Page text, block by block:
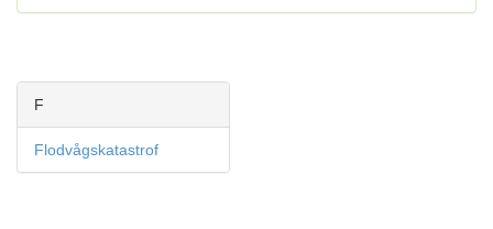
F
Flodvågskatastrof